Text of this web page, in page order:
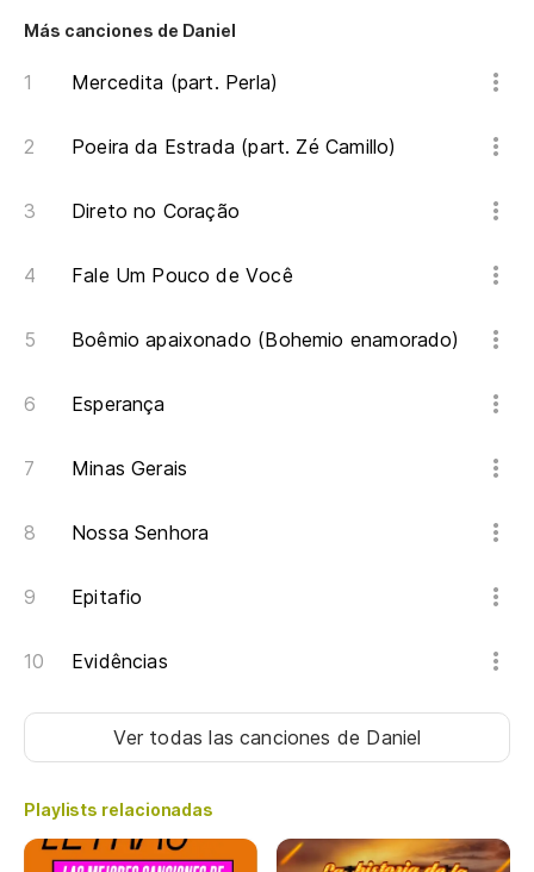
Más canciones de Daniel
Mercedita (part. Perla)
Poeira da Estrada (part. Zé Camillo)
Direto no Coração
Fale Um Pouco de Você
Boêmio apaixonado (Bohemio enamorado)
Esperança
Minas Gerais
Nossa Senhora
Epitafio
Evidências
Ver todas las canciones de Daniel
Playlists relacionadas